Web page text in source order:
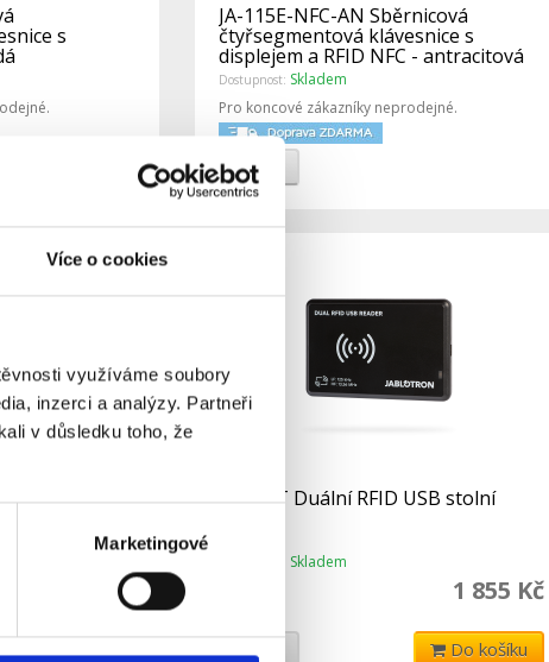
Více o cookies
využíváme soubory
inzerci a analýzy. Partneři
v důsledku toho, že
Marketingové
s
JA-115E-NFC-AN Sběrnicová
čtyřsegmentová klávesnice s
displejem a RFID NFC - antracitová
Dostupnost: Skladem
Pro koncové zákazníky neprodejné.
Detail
pro PIR
212 Kč
JA-191T Duální RFID USB stolní
Skladem
1 855 Kč
Do košíku